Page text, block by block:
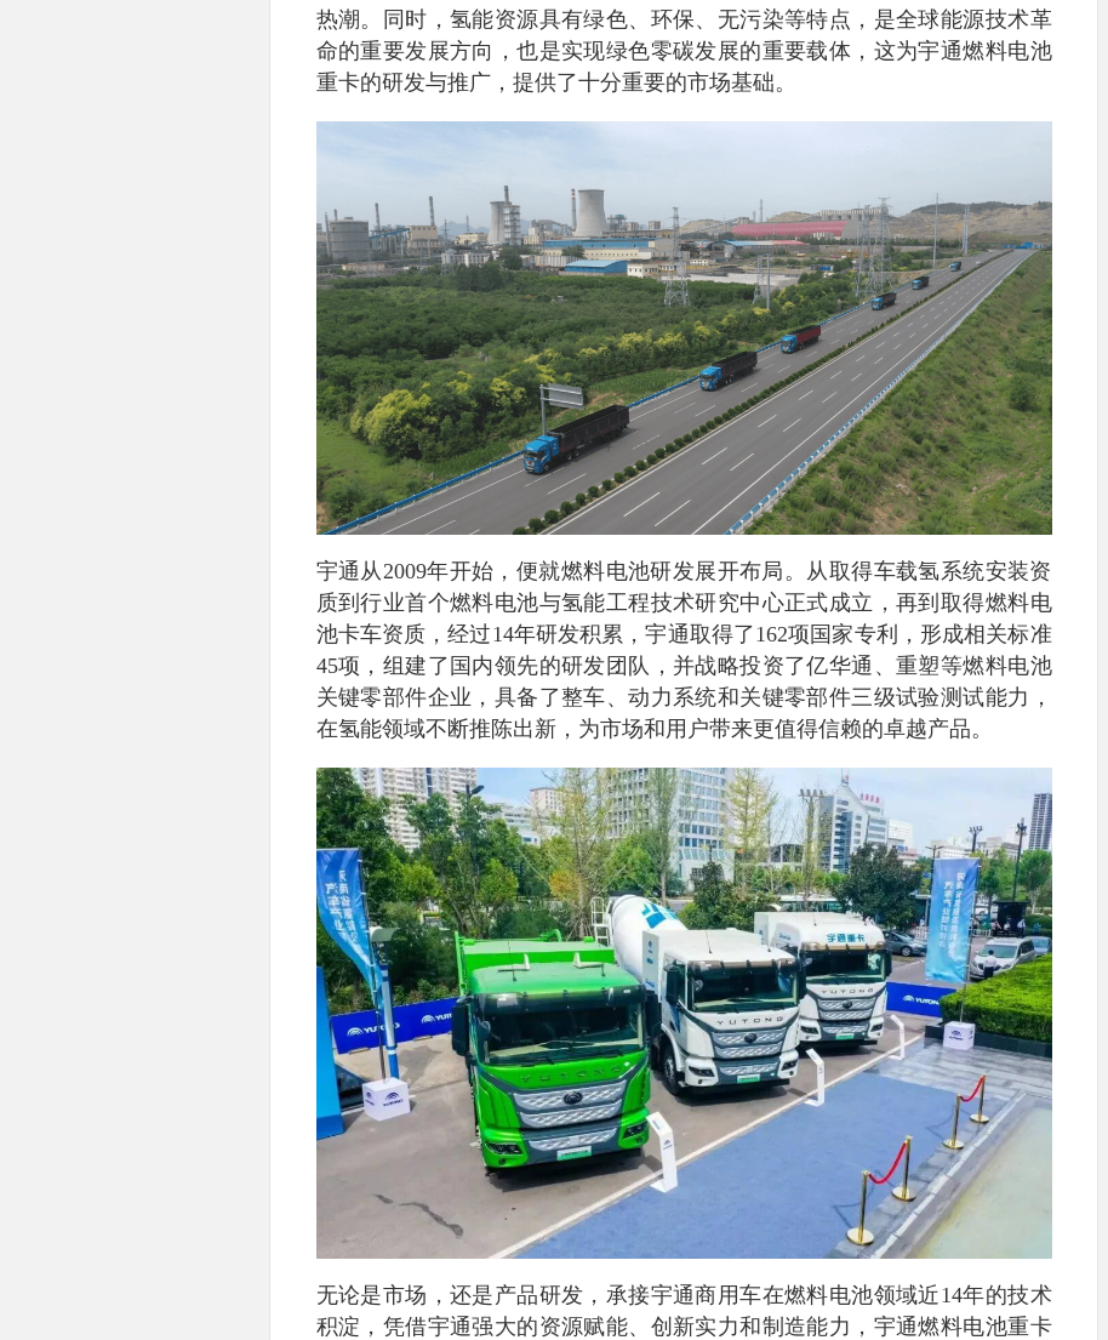
热潮。同时，氢能资源具有绿色、环保、无污染等特点，是全球能源技术革
命的重要发展方向，也是实现绿色零碳发展的重要载体，这为宇通燃料电池
重卡的研发与推广，提供了十分重要的市场基础。
宇通从2009年开始，便就燃料电池研发展开布局。从取得车载氢系统安装资
质到行业首个燃料电池与氢能工程技术研究中心正式成立，再到取得燃料电
池卡车资质，经过14年研发积累，宇通取得了162项国家专利，形成相关标准
45项，组建了国内领先的研发团队，并战略投资了亿华通、重塑等燃料电池
关键零部件企业，具备了整车、动力系统和关键零部件三级试验测试能力，
在氢能领域不断推陈出新，为市场和用户带来更值得信赖的卓越产品。
无论是市场，还是产品研发，承接宇通商用车在燃料电池领域近14年的技术
积淀，凭借宇通强大的资源赋能、创新实力和制造能力，宇通燃料电池重卡